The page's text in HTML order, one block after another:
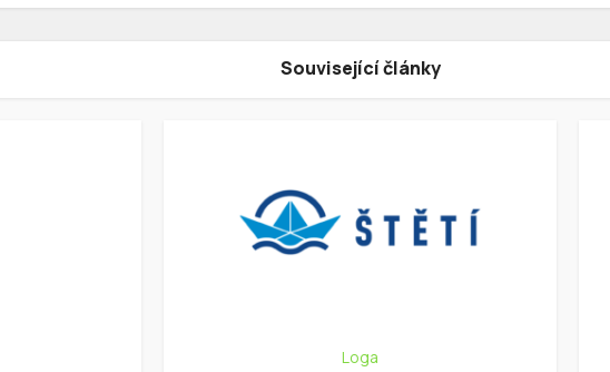
Související články
Loga